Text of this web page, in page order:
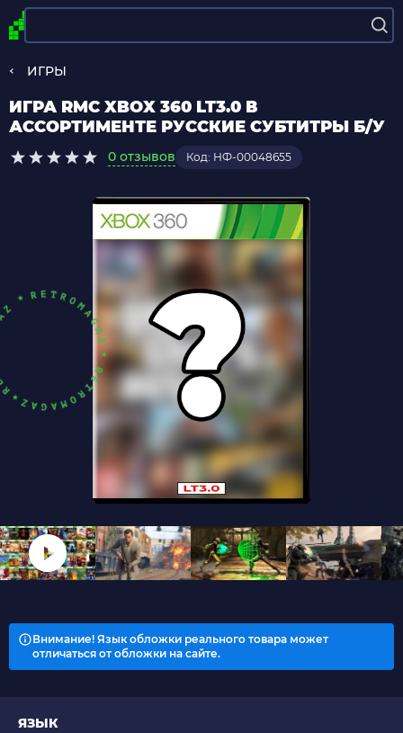
ИГРЫ
ИГРА RMC XBOX 360 LT3.0 В
АССОРТИМЕНТЕ РУССКИЕ СУБТИТРЫ Б/У
0 отзывов Код: НФ-00048655
Внимание! Язык обложки реального товара может
отличаться от обложки на сайте.
ЯЗЫК